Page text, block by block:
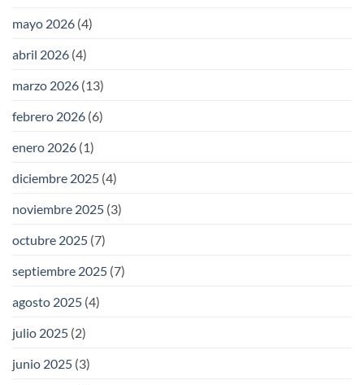
mayo 2026 (4)
abril 2026 (4)
marzo 2026 (13)
febrero 2026 (6)
enero 2026 (1)
diciembre 2025 (4)
noviembre 2025 (3)
octubre 2025 (7)
septiembre 2025 (7)
agosto 2025 (4)
julio 2025 (2)
junio 2025 (3)